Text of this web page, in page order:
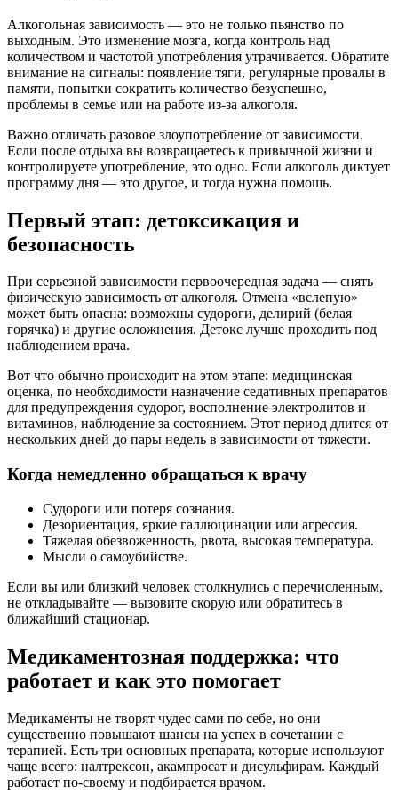
Алкогольная зависимость — это не только пьянство по
выходным. Это изменение мозга, когда контроль над
количеством и частотой употребления утрачивается. Обратите
внимание на сигналы: появление тяги, регулярные провалы в
памяти, попытки сократить количество безуспешно,
проблемы в семье или на работе из-за алкоголя.
Важно отличать разовое злоупотребление от зависимости.
Если после отдыха вы возвращаетесь к привычной жизни и
контролируете употребление, это одно. Если алкоголь диктует
программу дня — это другое, и тогда нужна помощь.
Первый этап: детоксикация и
безопасность
При серьезной зависимости первоочередная задача — снять
физическую зависимость от алкоголя. Отмена «вслепую»
может быть опасна: возможны судороги, делирий (белая
горячка) и другие осложнения. Детокс лучше проходить под
наблюдением врача.
Вот что обычно происходит на этом этапе: медицинская
оценка, по необходимости назначение седативных препаратов
для предупреждения судорог, восполнение электролитов и
витаминов, наблюдение за состоянием. Этот период длится от
нескольких дней до пары недель в зависимости от тяжести.
Когда немедленно обращаться к врачу
Судороги или потеря сознания.
Дезориентация, яркие галлюцинации или агрессия.
Тяжелая обезвоженность, рвота, высокая температура.
Мысли о самоубийстве.
Если вы или близкий человек столкнулись с перечисленным,
не откладывайте — вызовите скорую или обратитесь в
ближайший стационар.
Медикаментозная поддержка: что
работает и как это помогает
Медикаменты не творят чудес сами по себе, но они
существенно повышают шансы на успех в сочетании с
терапией. Есть три основных препарата, которые используют
чаще всего: налтрексон, акампросат и дисульфирам. Каждый
работает по-своему и подбирается врачом.